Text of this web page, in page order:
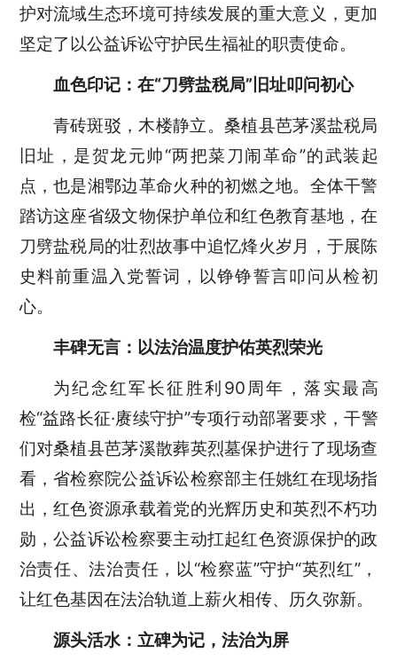
护对流域生态环境可持续发展的重大意义，更加
坚定了以公益诉讼守护民生福祉的职责使命。
血色印记：在“刀劈盐税局”旧址叩问初心
青砖斑驳，木楼静立。桑植县芭茅溪盐税局
旧址，是贺龙元帅“两把菜刀闹革命”的武装起
点，也是湘鄂边革命火种的初燃之地。全体干警
踏访这座省级文物保护单位和红色教育基地，在
刀劈盐税局的壮烈故事中追忆烽火岁月，于展陈
史料前重温入党誓词，以铮铮誓言叩问从检初
心。
丰碑无言：以法治温度护佑英烈荣光
为纪念红军长征胜利90周年，落实最高
检“益路长征·赓续守护”专项行动部署要求，干警
们对桑植县芭茅溪散葬英烈墓保护进行了现场查
看，省检察院公益诉讼检察部主任姚红在现场指
出，红色资源承载着党的光辉历史和英烈不朽功
勋，公益诉讼检察要主动扛起红色资源保护的政
治责任、法治责任，以“检察蓝”守护“英烈红”，
让红色基因在法治轨道上薪火相传、历久弥新。
源头活水：立碑为记，法治为屏